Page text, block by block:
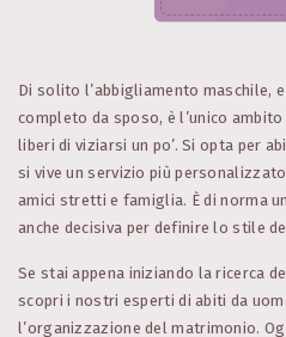
Di solito l’abbigliamento maschile,
completo da sposo, è l’unico
liberi di viziarsi un po’. Si opta per
si vive un servizio più
amici stretti e famiglia. È di norma
anche decisiva per definire lo stile
Se stai appena iniziando la ricerca
scopri i nostri esperti di abiti da
l’organizzazione del matrimonio.